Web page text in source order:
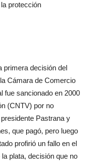
protección
primera decisión del
Cámara de Comercio
fue sancionado en 2000
(CNTV) por no
Pastrana y
que pagó, pero luego
profirió un fallo en el
plata, decisión que no